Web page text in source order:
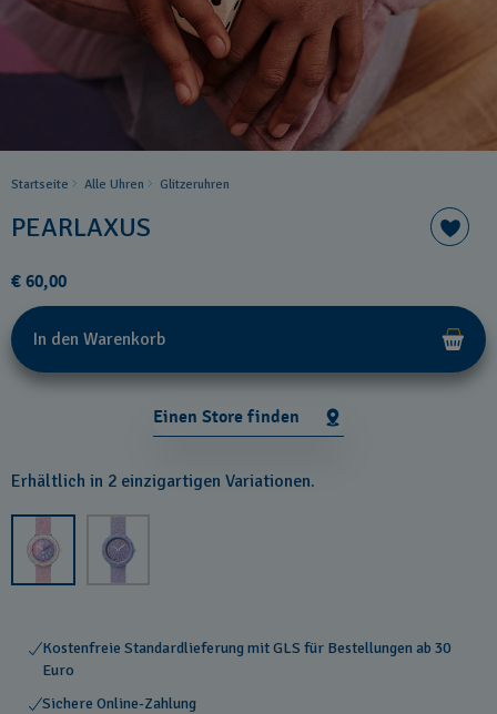
Startseite Alle Uhren Glitzeruhren
PEARLAXUS
€ 60,00
In den Warenkorb
Einen Store finden
Erhältlich in 2 einzigartigen Variationen.
Kostenfreie Standardlieferung mit GLS für Bestellungen ab 30
Euro
Sichere Online-Zahlung